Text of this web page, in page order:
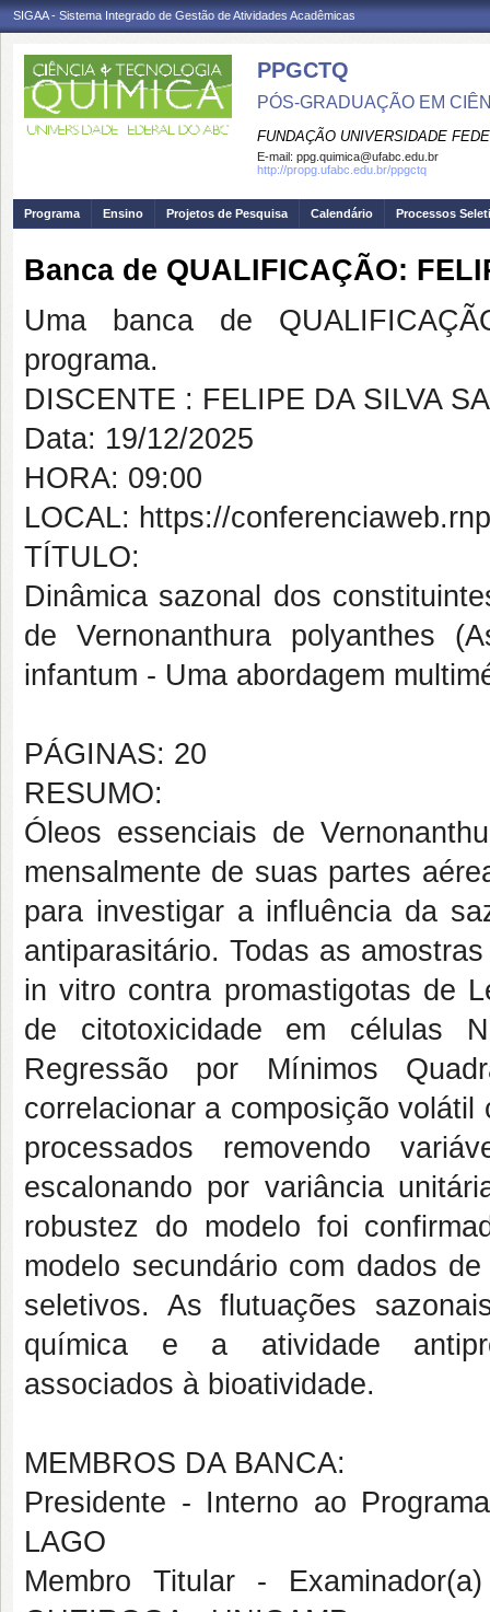
SIGAA - Sistema Integrado de Gestão de Atividades Acadêmicas
PPGCTQ
PÓS-GRADUAÇÃO EM
FUNDAÇÃO UNIVERSIDADE
E-mail: ppg.quimica@ufabc.edu.br
http://propg.ufabc.edu.br/ppgctq
Programa Ensino Projetos de Pesquisa Calendário Processos
Banca de QUALIFICAÇÃO:
Uma banca de
programa.
DISCENTE : FELIPE DA SILVA
Data: 19/12/2025
HORA: 09:00
LOCAL: https://
TÍTULO:
Dinâmica sazonal dos
de Vernonanthura polyanthes
infantum - Uma abordagem
PÁGINAS: 20
RESUMO:
Óleos essenciais de
mensalmente de suas partes
para investigar a influência da
antiparasitário. Todas as
in vitro contra promastigotas de
de citotoxicidade em células
Regressão por Mínimos
correlacionar a composição
processados removendo
escalonando por variância
robustez do modelo foi
modelo secundário com dados
seletivos. As flutuações
química e a atividade
associados à bioatividade.
MEMBROS DA BANCA:
Presidente - Interno ao
LAGO
Membro Titular -